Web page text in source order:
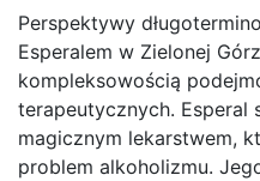
Perspektywy
Esperalem w Zielonej
kompleksowością
terapeutycznych. Esperal
magicznym lekarstwem,
problem alkoholizmu.